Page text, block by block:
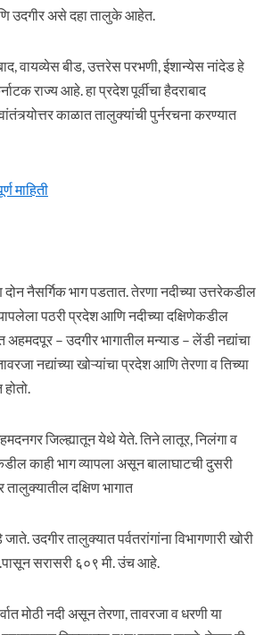
उदगीर असे दहा तालुके आहेत.
वायव्येस बीड, उत्तरेस परभणी, ईशान्येस नांदेड हे
राज्य आहे. हा प्रदेश पूर्वीचा हैदराबाद
काळात तालुक्यांची पुर्नरचना करण्यात
माहिती
दोन नैसर्गिक भाग पडतात. तेरणा नदीच्या उत्तरेकडील
पठरी प्रदेश आणि नदीच्या दक्षिणेकडील
– उदगीर भागातील मन्याड – लेंडी नद्यांचा
नद्यांच्या खोऱ्यांचा प्रदेश आणि तेरणा व तिच्या
जिल्ह्यातून येथे येते. तिने लातूर, निलंगा व
काही भाग व्यापला असून बालाघाटची दुसरी
दक्षिण भागात
उदगीर तालुक्यात पर्वतरांगांना विभागणारी खोरी
सरासरी ६०९ मी. उंच आहे.
मोठी नदी असून तेरणा, तावरजा व धरणी या